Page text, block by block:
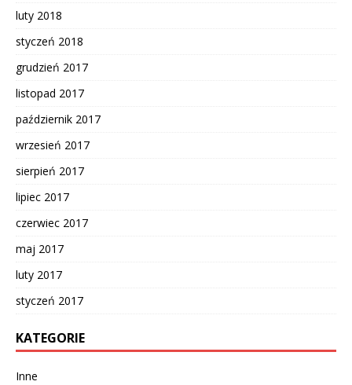
luty 2018
styczeń 2018
grudzień 2017
listopad 2017
październik 2017
wrzesień 2017
sierpień 2017
lipiec 2017
czerwiec 2017
maj 2017
luty 2017
styczeń 2017
KATEGORIE
Inne